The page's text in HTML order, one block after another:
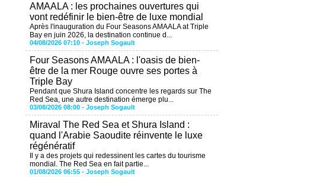
AMAALA : les prochaines ouvertures qui
vont redéfinir le bien-être de luxe mondial
Après l'inauguration du Four Seasons AMAALA at Triple
Bay en juin 2026, la destination continue d...
04/08/2026 07:10 - Joseph Sogault
Four Seasons AMAALA : l'oasis de bien-
être de la mer Rouge ouvre ses portes à
Triple Bay
Pendant que Shura Island concentre les regards sur The
Red Sea, une autre destination émerge plu...
03/08/2026 08:00 - Joseph Sogault
Miraval The Red Sea et Shura Island :
quand l'Arabie Saoudite réinvente le luxe
régénératif
Il y a des projets qui redessinent les cartes du tourisme
mondial. The Red Sea en fait partie...
01/08/2026 06:55 - Joseph Sogault